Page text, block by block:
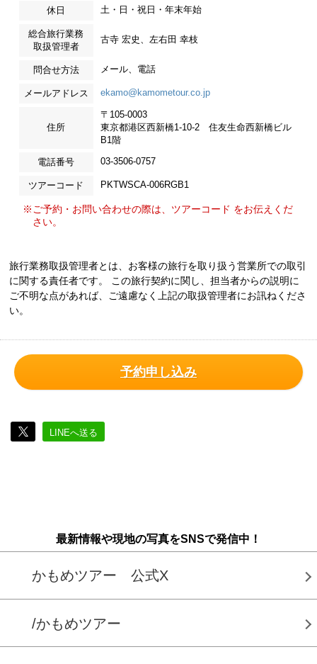
休日 土・日・祝日・年末年始
総合旅行業務
取扱管理者
古寺 宏史、左右田 幸枝
問合せ方法 メール、電話
メールアドレス ekamo@kamometour.co.jp
住所
〒105-0003
東京都港区西新橋1-10-2 住友生命西新橋ビル
B1階
電話番号 03-3506-0757
ツアーコード PKTWSCA-006RGB1
※ご予約・お問い合わせの際は、ツアーコード をお伝えくだ
さい。
旅行業務取扱管理者とは、お客様の旅行を取り扱う営業所での取引
に関する責任者です。 この旅行契約に関し、担当者からの説明に
ご不明な点があれば、ご遠慮なく上記の取扱管理者にお訊ねくださ
い。
予約申し込み
LINEへ送る
最新情報や現地の写真をSNSで発信中！
かもめツアー 公式X
/かもめツアー